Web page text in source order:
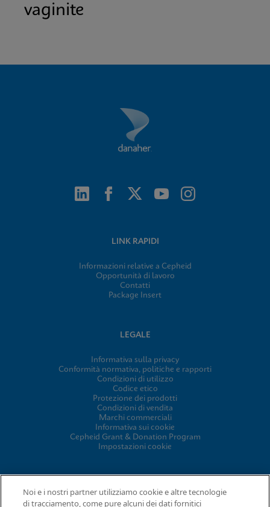
vaginite
LINK RAPIDI
Informazioni relative a Cepheid
Opportunità di lavoro
Contatti
Package Insert
LEGALE
Informativa sulla privacy
Conformità normativa, politiche e rapporti
Condizioni di utilizzo
Codice etico
Protezione dei prodotti
Condizioni di vendita
Marchi commerciali
Informativa sui cookie
Cepheid Grant & Donation Program
Impostazioni cookie
Noi e i nostri partner utilizziamo cookie e altre tecnologie
di tracciamento, come pure alcuni dei dati fornitici